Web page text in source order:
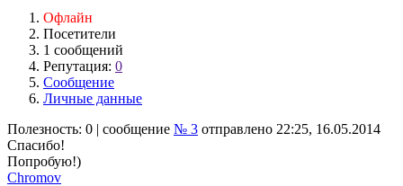
Офлайн
Посетители
1 сообщений
Репутация: 0
Сообщение
Личные данные
Полезность: 0 | сообщение № 3 отправлено 22:25, 16.05.2014
Спасибо!
Попробую!)
Chromov